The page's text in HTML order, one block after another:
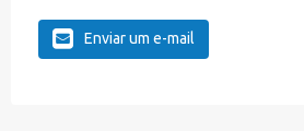
Enviar um e-mail